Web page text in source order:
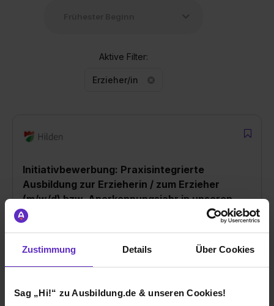
Zustimmung Details Über Cookies
Sag „Hi!“ zu Ausbildung.de & unseren Cookies!
Aktive Filter:
Erzieher/in
Initiativbewerbung: Praxisintegrierte
Ausbildung zur Erzieherin / zum Erzieher
(m/w/d) bzw. Anerkennungsjahr in unseren
StadtKITAS
40721 Hilden
1 freier Platz